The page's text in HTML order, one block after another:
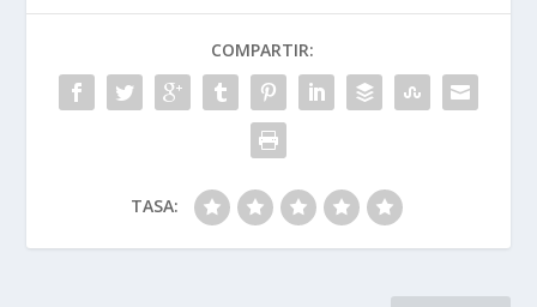
o
o
k
dI
n
A
p
p
ar
ti
r
COMPARTIR:
TASA: